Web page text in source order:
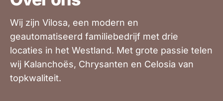
Wij zijn Vilosa, een modern en
geautomatiseerd familiebedrijf met drie
locaties in het Westland. Met grote passie telen
wij Kalanchoës, Chrysanten en Celosia van
topkwaliteit.